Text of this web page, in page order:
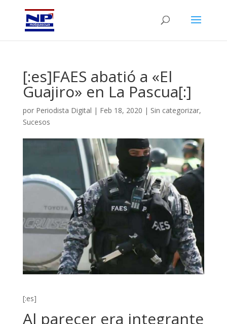
[:es]FAES abatió a «El
Guajiro» en La Pascua[:]
por Periodista Digital | Feb 18, 2020 | Sin categorizar,
Sucesos
[:es]
Al parecer era integrante